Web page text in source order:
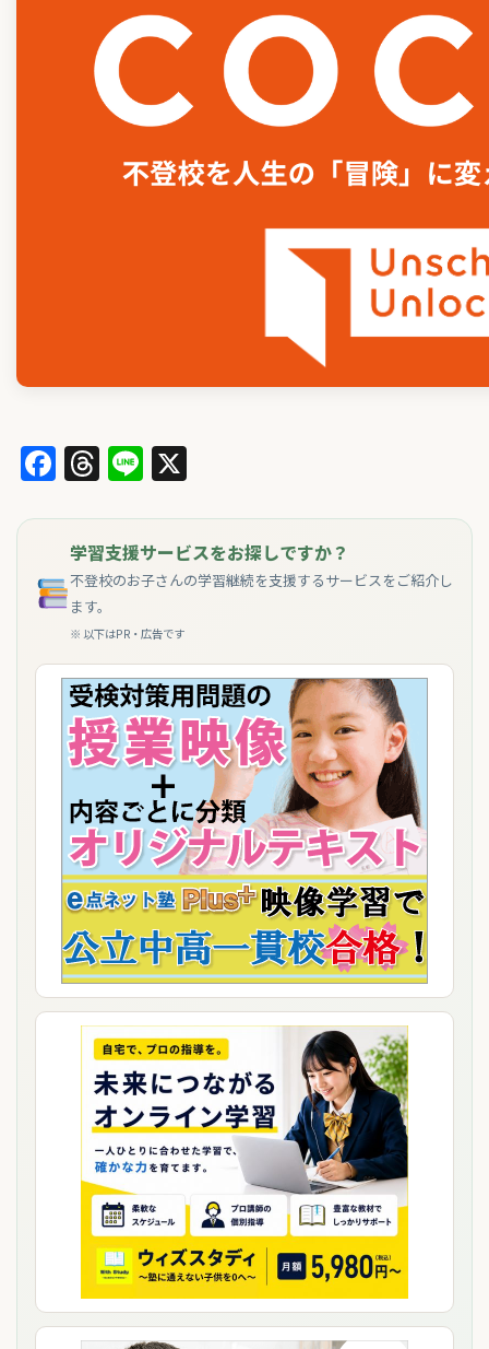
Facebook
Threads
Line
学習支援サービスをお探しですか？
不登校のお子さんの学習継続を支援するサービスをご紹介し
ます。
※ 以下はPR・広告です